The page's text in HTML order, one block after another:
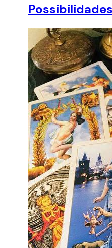
Possibilidades